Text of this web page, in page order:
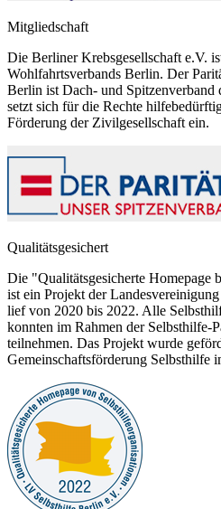
Mitgliedschaft
Die Berliner Krebsgesellschaft e.V.
Wohlfahrtsverbands Berlin. Der
Berlin ist Dach- und
setzt sich für die Rechte
Förderung der Zivilgesellschaft ein.
Qualitätsgesichert
Die "Qualitätsgesicherte Homepage
ist ein Projekt der
lief von 2020 bis 2022. Alle
konnten im Rahmen der Selbsthilfe-
teilnehmen. Das Projekt wurde
Gemeinschaftsförderung Selbsthilfe